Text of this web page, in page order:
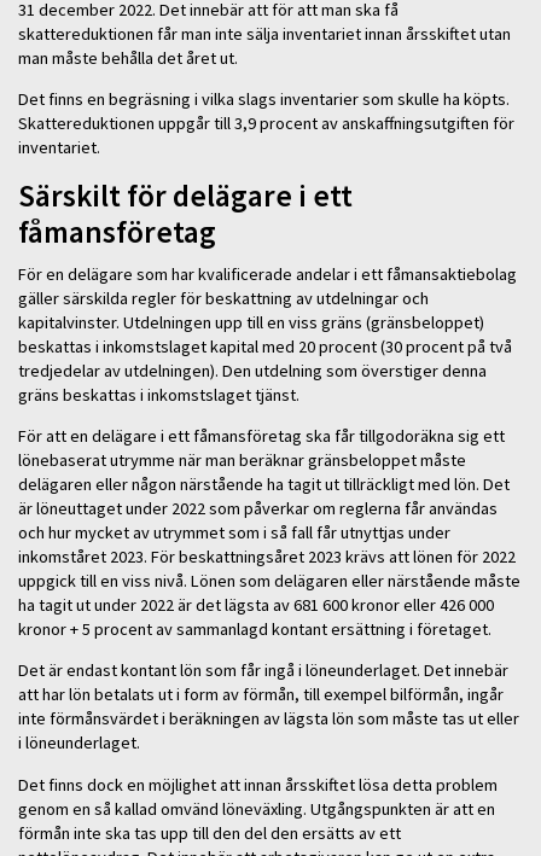
31 december 2022. Det innebär att för att man ska få
skattereduktionen får man inte sälja inventariet innan årsskiftet utan
man måste behålla det året ut.
Det finns en begräsning i vilka slags inventarier som skulle ha köpts.
Skattereduktionen uppgår till 3,9 procent av anskaffningsutgiften för
inventariet.
Särskilt för delägare i ett
fåmansföretag
För en delägare som har kvalificerade andelar i ett fåmansaktiebolag
gäller särskilda regler för beskattning av utdelningar och
kapitalvinster. Utdelningen upp till en viss gräns (gränsbeloppet)
beskattas i inkomstslaget kapital med 20 procent (30 procent på två
tredjedelar av utdelningen). Den utdelning som överstiger denna
gräns beskattas i inkomstslaget tjänst.
För att en delägare i ett fåmansföretag ska får tillgodoräkna sig ett
lönebaserat utrymme när man beräknar gränsbeloppet måste
delägaren eller någon närstående ha tagit ut tillräckligt med lön. Det
är löneuttaget under 2022 som påverkar om reglerna får användas
och hur mycket av utrymmet som i så fall får utnyttjas under
inkomståret 2023. För beskattningsåret 2023 krävs att lönen för 2022
uppgick till en viss nivå. Lönen som delägaren eller närstående måste
ha tagit ut under 2022 är det lägsta av 681 600 kronor eller 426 000
kronor + 5 procent av sammanlagd kontant ersättning i företaget.
Det är endast kontant lön som får ingå i löneunderlaget. Det innebär
att har lön betalats ut i form av förmån, till exempel bilförmån, ingår
inte förmånsvärdet i beräkningen av lägsta lön som måste tas ut eller
i löneunderlaget.
Det finns dock en möjlighet att innan årsskiftet lösa detta problem
genom en så kallad omvänd löneväxling. Utgångspunkten är att en
förmån inte ska tas upp till den del den ersätts av ett